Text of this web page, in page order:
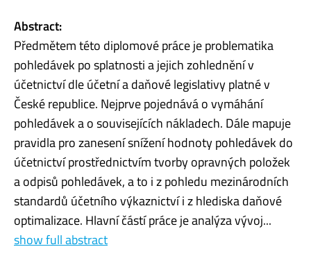
Abstract:
Předmětem této diplomové práce je problematika
pohledávek po splatnosti a jejich zohlednění v
účetnictví dle účetní a daňové legislativy platné v
České republice. Nejprve pojednává o vymáhání
pohledávek a o souvisejících nákladech. Dále mapuje
pravidla pro zanesení snížení hodnoty pohledávek do
účetnictví prostřednictvím tvorby opravných položek
a odpisů pohledávek, a to i z pohledu mezinárodních
standardů účetního výkaznictví i z hlediska daňové
optimalizace. Hlavní částí práce je analýza vývoj...
show full abstract